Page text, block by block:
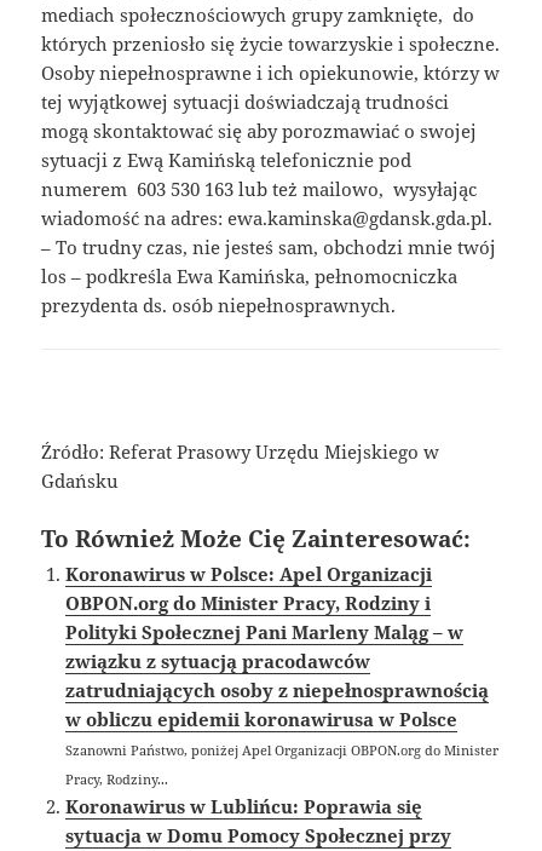
mediach społecznościowych grupy zamknięte, do
których przeniosło się życie towarzyskie i społeczne.
Osoby niepełnosprawne i ich opiekunowie, którzy w
tej wyjątkowej sytuacji doświadczają trudności
mogą skontaktować się aby porozmawiać o swojej
sytuacji z Ewą Kamińską telefonicznie pod
numerem 603 530 163 lub też mailowo, wysyłając
wiadomość na adres: ewa.kaminska@gdansk.gda.pl.
– To trudny czas, nie jesteś sam, obchodzi mnie twój
los – podkreśla Ewa Kamińska, pełnomocniczka
prezydenta ds. osób niepełnosprawnych.
Źródło: Referat Prasowy Urzędu Miejskiego w
Gdańsku
To Również Może Cię Zainteresować:
Koronawirus w Polsce: Apel Organizacji
OBPON.org do Minister Pracy, Rodziny i
Polityki Społecznej Pani Marleny Maląg – w
związku z sytuacją pracodawców
zatrudniających osoby z niepełnosprawnością
w obliczu epidemii koronawirusa w Polsce
Szanowni Państwo, poniżej Apel Organizacji OBPON.org do Minister
Pracy, Rodziny...
Koronawirus w Lublińcu: Poprawia się
sytuacja w Domu Pomocy Społecznej przy